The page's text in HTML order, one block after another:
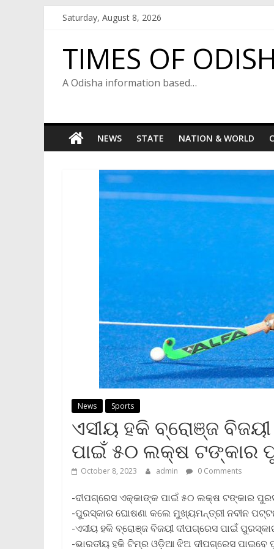
Saturday, August 8, 2026
TIMES OF
A Odisha information based…
NEWS STATE NATION & WORLD
News Sports
ଏସୀୟ ହକି ବ୍ରୋଞ୍ଜ
ପାଇଁ ୫୦ ଲକ୍ଷ ଟଙ୍କାର
October 8, 2023 admin 0 Comments
-ଦୀପଗ୍ରେସ ଏକ୍କାଙ୍କ ପାଇଁ ୫୦ ଲକ୍ଷ ଟଙ୍କାର
-ପୁରସ୍କାର ଘୋଷଣା କଲେ ମୁଖ୍ୟମନ୍ତ୍ରୀ ନବୀନ
-ଏସୀୟ ହକି ବ୍ରୋଞ୍ଜ ବିଜୟୀ ଦୀପଗ୍ରେସ ପାଇଁ
-ଭାରତୀୟ ହକି ଟିମ୍‌ର ଓଡ଼ିଆ ଝିଅ ଦୀପଗ୍ରେସ ପାଇବେ